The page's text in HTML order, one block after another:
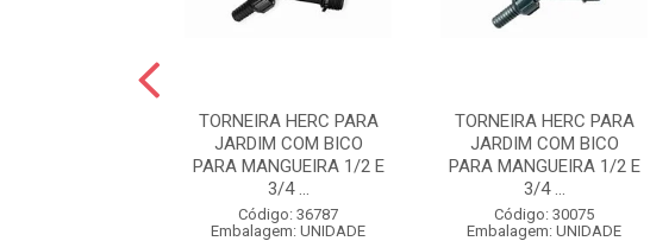
TORNEIRA HERC PARA
JARDIM COM BICO
PARA MANGUEIRA 1/2 E
3/4 ...
Código: 36787
Embalagem: UNIDADE
TORNEIRA HERC PARA
JARDIM COM BICO
PARA MANGUEIRA 1/2 E
3/4 ...
Código: 30075
Embalagem: UNIDADE